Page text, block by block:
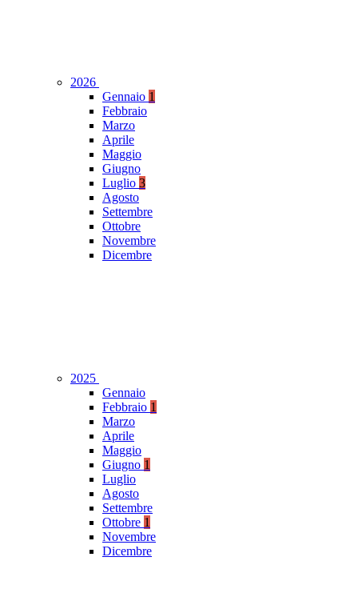
2026
Gennaio 1
Febbraio
Marzo
Aprile
Maggio
Giugno
Luglio 3
Agosto
Settembre
Ottobre
Novembre
Dicembre
2025
Gennaio
Febbraio 1
Marzo
Aprile
Maggio
Giugno 1
Luglio
Agosto
Settembre
Ottobre 1
Novembre
Dicembre